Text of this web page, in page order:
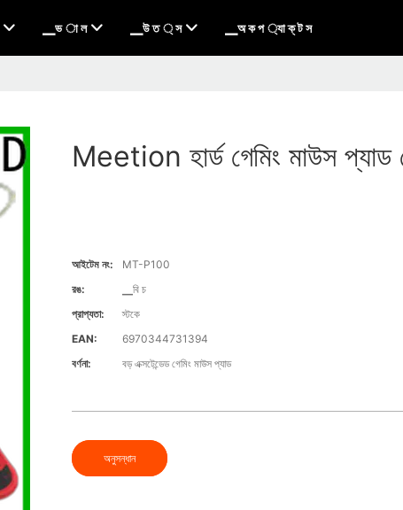
▁ভ া ল ▁উ ত ্ স ▁অ ক প ্যা ক্ ট স
Meetion হার্ড গেমিং মাউস প্যাড
আইটেম নং:
MT-P100
রঙ:
▁বি চ
প্রাপ্যতা:
স্টকে
EAN:
6970344731394
বর্ণনা:
বড় এক্সটেন্ডেড গেমিং মাউস প্যাড
অনুসন্ধান